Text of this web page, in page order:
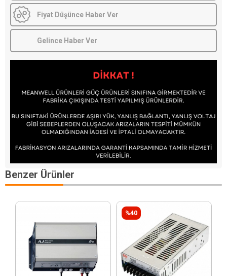
Fiyat Düşünce Haber Ver
Gelince Haber Ver
Benzer Ürünler
%40